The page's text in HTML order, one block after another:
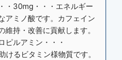
・30mg・・・エネルギー
アミノ酸です。カフェイン
持・改善に貢献します。
ピルアミン・・・
けるビタミン様物質です。